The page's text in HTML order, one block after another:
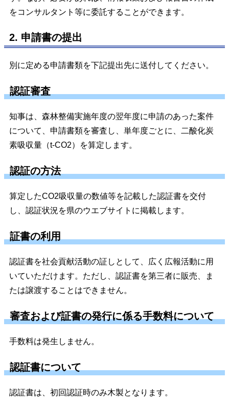
をコンサルタント等に委託することができます。
2. 申請書の提出
別に定める申請書類を下記提出先に送付してください。
認証審査
知事は、森林整備実施年度の翌年度に申請のあった案件
について、申請書類を審査し、単年度ごとに、二酸化炭
素吸収量（t-CO2）を算定します。
認証の方法
算定したCO2吸収量の数値等を記載した認証書を交付
し、認証状況を県のウエブサイトに掲載します。
証書の利用
認証書を社会貢献活動の証しとして、広く広報活動に用
いていただけます。ただし、認証書を第三者に販売、ま
たは譲渡することはできません。
審査および証書の発行に係る手数料について
手数料は発生しません。
認証書について
認証書は、初回認証時のみ木製となります。